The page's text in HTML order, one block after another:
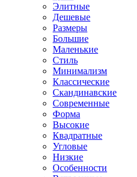
Элитные
Дешевые
Размеры
Большие
Маленькие
Стиль
Минимализм
Классические
Скандинавские
Современные
Форма
Высокие
Квадратные
Угловые
Низкие
Особенности